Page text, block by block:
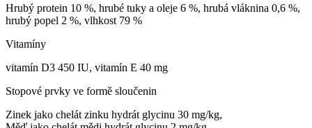
Hrubý protein 10 %, hrubé tuky a oleje 6 %, hrubá vláknina 0,6 %,
hrubý popel 2 %, vlhkost 79 %
Vitamíny
vitamín D3 450 IU, vitamín E 40 mg
Stopové prvky ve formě sloučenin
Zinek jako chelát zinku hydrát glycinu 30 mg/kg,